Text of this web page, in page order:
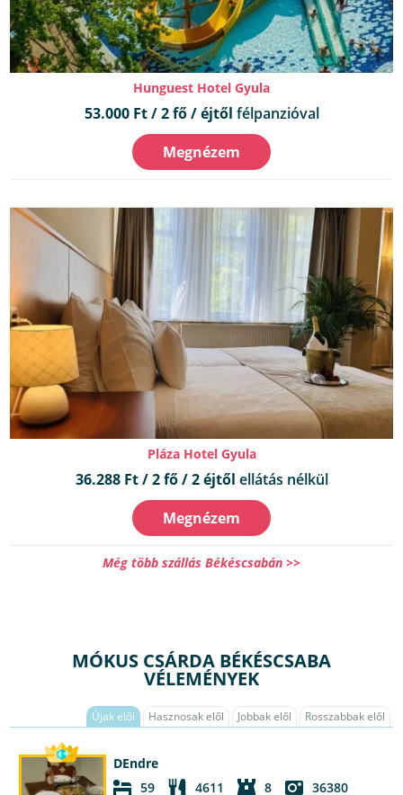
Hunguest Hotel Gyula
53.000 Ft / 2 fő / éjtől félpanzióval
Megnézem
Pláza Hotel Gyula
36.288 Ft / 2 fő / 2 éjtől ellátás nélkül
Megnézem
Még több szállás Békéscsabán >>
MÓKUS CSÁRDA BÉKÉSCSABA
VÉLEMÉNYEK
Újak elől Hasznosak elől Jobbak elől Rosszabbak elől
DEndre
59
4611 8 36380